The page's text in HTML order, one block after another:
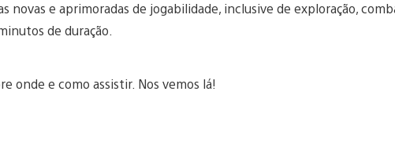
e aprimoradas de jogabilidade, inclusive de exploração,
de duração.
onde e como assistir. Nos vemos lá!